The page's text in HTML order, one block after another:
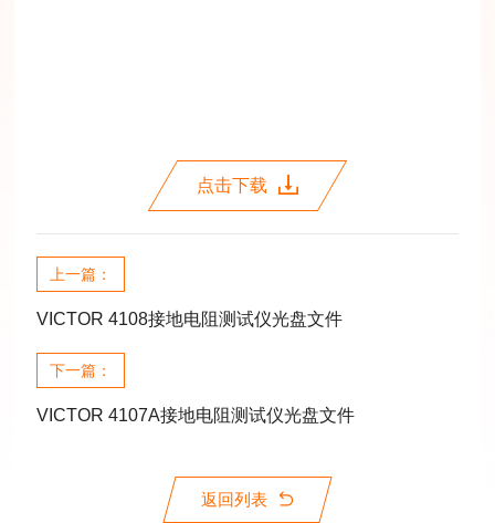
点击下载
上一篇：
VICTOR 4108接地电阻测试仪光盘文件
下一篇：
VICTOR 4107A接地电阻测试仪光盘文件
返回列表